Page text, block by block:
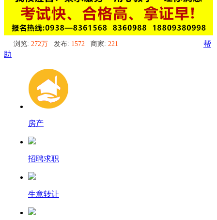
浏览: 272万 发布: 1572 商家: 221
帮
助
房产
招聘求职
生意转让